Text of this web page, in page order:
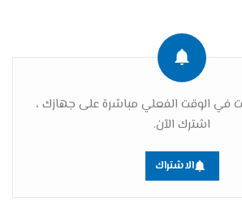
في الوقت الفعلي مباشرة على جهازك ،
اشترك الآن.
الاشتراك